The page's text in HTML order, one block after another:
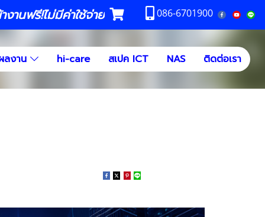
งานฟรี!ไม่มีค่าใช้จ่าย 086-6701900
ลงาน hi-care สเปค ICT NAS ติดต่อเรา